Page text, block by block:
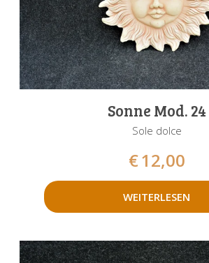
Sonne Mod. 24
Sole dolce
€12,00
WEITERLESEN